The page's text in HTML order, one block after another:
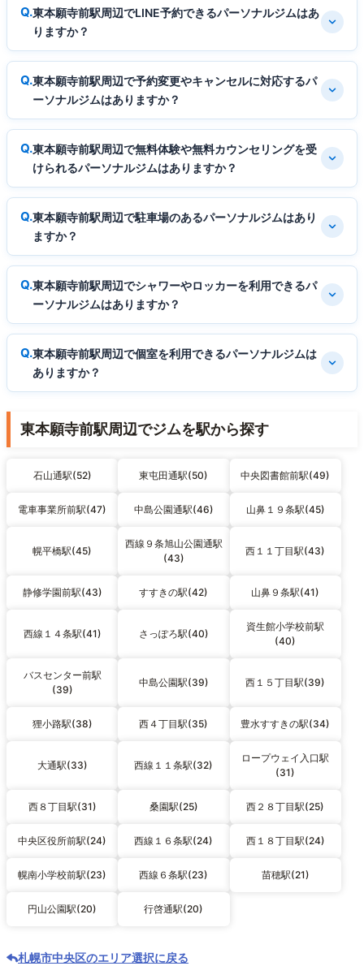
東本願寺前駅周辺でLINE予約できるパーソナルジムはあ
りますか？
東本願寺前駅周辺で予約変更やキャンセルに対応するパ
ーソナルジムはありますか？
東本願寺前駅周辺で無料体験や無料カウンセリングを受
けられるパーソナルジムはありますか？
東本願寺前駅周辺で駐車場のあるパーソナルジムはあり
ますか？
東本願寺前駅周辺でシャワーやロッカーを利用できるパ
ーソナルジムはありますか？
東本願寺前駅周辺で個室を利用できるパーソナルジムは
ありますか？
東本願寺前駅周辺でジムを駅から探す
石山通駅(52) 東屯田通駅(50) 中央図書館前駅(49)
電車事業所前駅(47) 中島公園通駅(46) 山鼻１９条駅(45)
幌平橋駅(45)
西線９条旭山公園通駅
(43)
西１１丁目駅(43)
静修学園前駅(43) すすきの駅(42) 山鼻９条駅(41)
西線１４条駅(41) さっぽろ駅(40)
資生館小学校前駅
(40)
バスセンター前駅
(39)
中島公園駅(39) 西１５丁目駅(39)
狸小路駅(38) 西４丁目駅(35) 豊水すすきの駅(34)
大通駅(33) 西線１１条駅(32)
ロープウェイ入口駅
(31)
西８丁目駅(31) 桑園駅(25) 西２８丁目駅(25)
中央区役所前駅(24) 西線１６条駅(24) 西１８丁目駅(24)
幌南小学校前駅(23) 西線６条駅(23) 苗穂駅(21)
円山公園駅(20) 行啓通駅(20)
札幌市中央区のエリア選択に戻る